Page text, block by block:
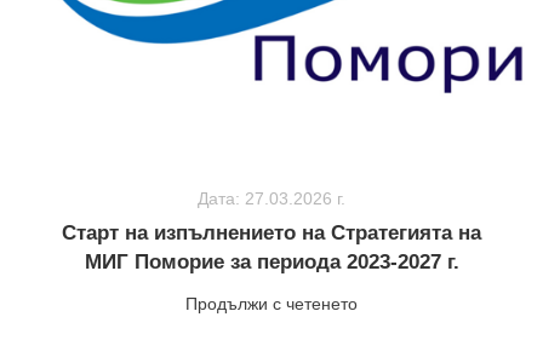
Дата: 27.03.2026 г.
Старт на изпълнението на Стратегията на
МИГ Поморие за периода 2023-2027 г.
Продължи с четенето